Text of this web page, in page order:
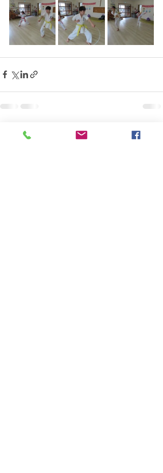
最新記事 すべて表示